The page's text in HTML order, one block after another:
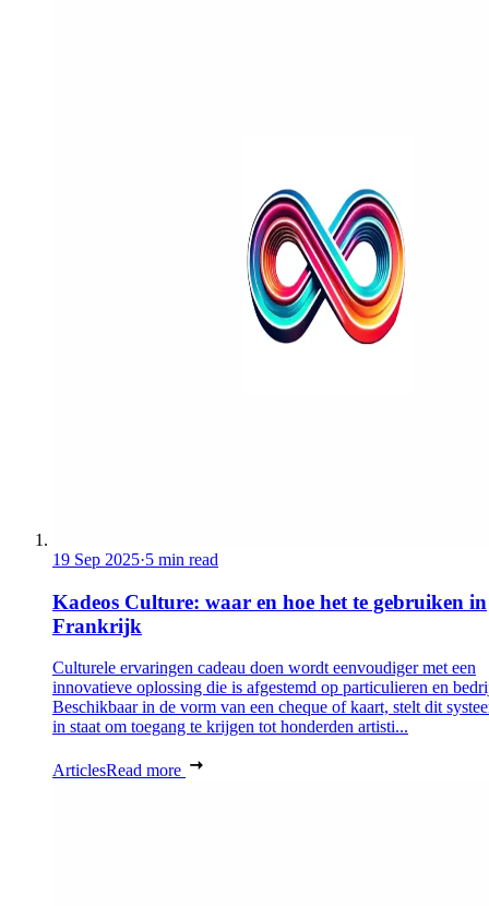
19 Sep 2025·5 min read
Kadeos Culture: waar en hoe het te gebruiken in
Frankrijk
Culturele ervaringen cadeau doen wordt eenvoudiger met een
innovatieve oplossing die is afgestemd op particulieren en
Beschikbaar in de vorm van een cheque of kaart, stelt dit
in staat om toegang te krijgen tot honderden artisti...
ArticlesRead more